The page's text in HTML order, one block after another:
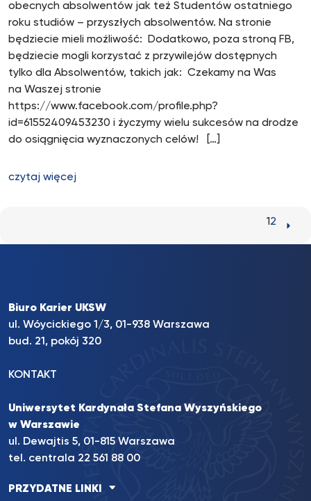
obecnych absolwentów jak też Studentów ostatniego
roku studiów – przyszłych absolwentów. Na stronie
będziecie mieli możliwość: Dodatkowo, poza stroną FB,
będziecie mogli korzystać z przywilejów dostępnych
tylko dla Absolwentów, takich jak: Czekamy na Was
na Waszej stronie
https://www.facebook.com/profile.php?
id=61552409453230 i życzymy wielu sukcesów na drodze
do osiągnięcia wyznaczonych celów! […]
czytaj więcej
12
Biuro Karier UKSW
ul. Wóycickiego 1/3, 01-938 Warszawa
bud. 21, pokój 320
KONTAKT
Uniwersytet Kardynała Stefana Wyszyńskiego
w Warszawie
ul. Dewajtis 5, 01-815 Warszawa
tel. centrala 22 561 88 00
PRZYDATNE LINKI